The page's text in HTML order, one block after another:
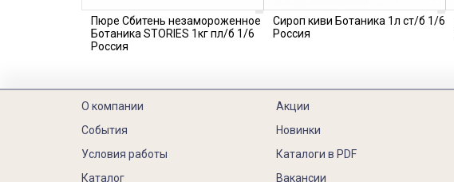
Пюре Сбитень незамороженное
Ботаника STORIES 1кг пл/б 1/6
Россия
Сироп киви Ботаника 1л ст/б 1/6
Россия
О компании
События
Условия работы
Каталог
Акции
Новинки
Каталоги в PDF
Вакансии